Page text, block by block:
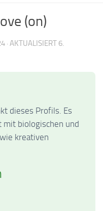
(on)
· AKTUALISIERT 6.
dieses Profils. Es
biologischen und
kreativen